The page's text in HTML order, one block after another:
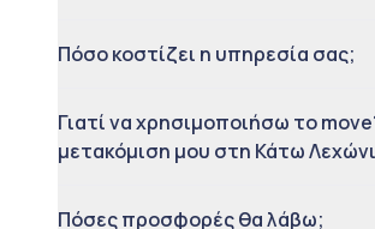
Πόσο κοστίζει η υπηρεσία σας;
Γιατί να χρησιμοποιήσω το
μετακόμιση μου στη Κάτω
Πόσες προσφορές θα λάβω;